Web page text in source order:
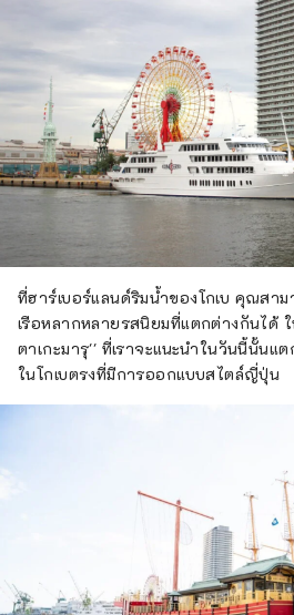
ที่ฮาร์เบอร์แลนด์ริมน้ำของโกเบ คุณสาม
เรือหลากหลายรสนิยมที่แตกต่างกันได้ ใ
ตาเกะมารุ'' ที่เราจะแนะนำในวันนี้นั้นแ
ในโกเบตรงที่มีการออกแบบสไตล์ญี่ปุ่น